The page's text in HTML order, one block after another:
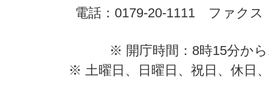
電話：0179-20-1111 ファクス
※ 開庁時間：8時15分か
※ 土曜日、日曜日、祝日、休日